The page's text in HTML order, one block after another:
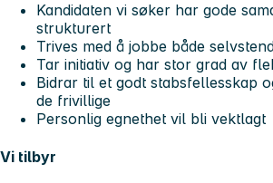
Kandidaten vi søker har gode
strukturert
Trives med å jobbe både
Tar initiativ og har stor grad av
Bidrar til et godt stabsfellesskap
de frivillige
Personlig egnethet vil bli vektlagt
Vi tilbyr